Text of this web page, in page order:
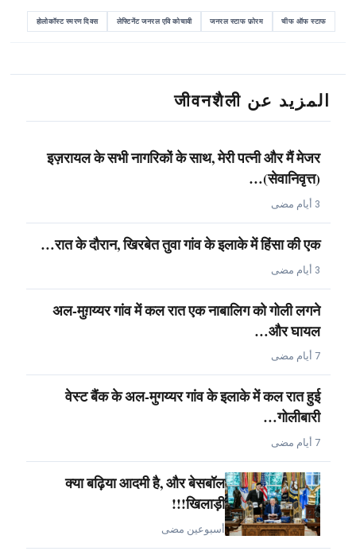
चीफ ऑफ स्टाफ
जनरल स्टाफ फ़ोरम
लेफ्टिनेंट जनरल एवि कोचावी
होलोकॉस्ट स्मरण दिवस
المزيد عن जीवनशैली
इज़रायल के सभी नागरिकों के साथ, मेरी पत्नी और मैं मेजर
(सेवानिवृत्त)…
3 أيام مضى
रात के दौरान, खिरबेत तुवा गांव के इलाके में हिंसा की एक…
3 أيام مضى
अल-मुग़य्यर गांव में कल रात एक नाबालिग को गोली लगने
और घायल…
7 أيام مضى
वेस्ट बैंक के अल-मुगय्यर गांव के इलाके में कल रात हुई
गोलीबारी…
7 أيام مضى
क्या बढ़िया आदमी है, और बेसबॉल
खिलाड़ी!!!
أسبوعين مضى